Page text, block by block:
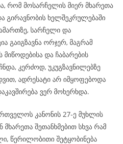
რომ მოსარჩელის მიერ მხარეთა
გირავნობის ხელშეკრულებაში
სარჩელი და
გაიგზავნა ორჯერ, მაგრამ
მიწოდებისა და ჩაბარების
კერძოდ, უკუგზავნილებზე
ადრესატი არ იმყოფებოდა
ვერ მოხერხდა.
კანონის 27-ე მუხლის
მხარეთა შეთანხმებით სხვა რამ
წერილობითი შეტყობინება